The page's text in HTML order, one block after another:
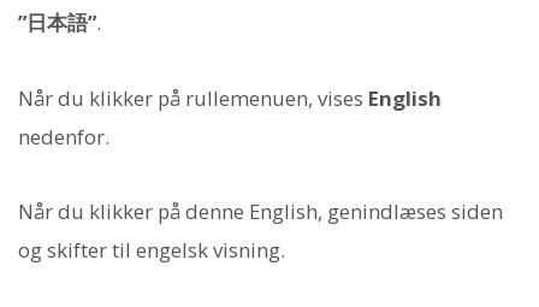
”日本語”.
Når du klikker på rullemenuen, vises English
nedenfor.
Når du klikker på denne English, genindlæses siden
og skifter til engelsk visning.